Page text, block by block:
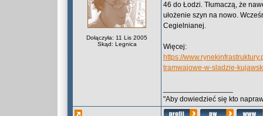
Dołączyła: 11 Lis 2005
Skąd: Legnica
46 do Łodzi. Tłumaczą, że
ułożenie szyn na nowo.
Cegielnianej.
Więcej:
https://
tramwajowe-w-sladzie-
"Aby dowiedzieć się kto